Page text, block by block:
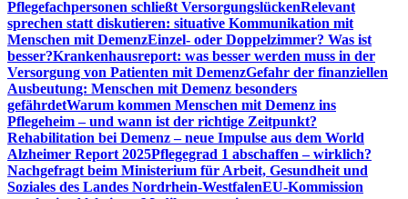
Pflegefachpersonen schließt VersorgungslückenRelevant
sprechen statt diskutieren: situative Kommunikation mit
Menschen mit DemenzEinzel- oder Doppelzimmer? Was ist
besser?Krankenhausreport: was besser werden muss in der
Versorgung von Patienten mit DemenzGefahr der finanziellen
Ausbeutung: Menschen mit Demenz besonders
gefährdetWarum kommen Menschen mit Demenz ins
Pflegeheim – und wann ist der richtige Zeitpunkt?
Rehabilitation bei Demenz – neue Impulse aus dem World
Alzheimer Report 2025Pflegegrad 1 abschaffen – wirklich?
Nachgefragt beim Ministerium für Arbeit, Gesundheit und
Soziales des Landes Nordrhein-WestfalenEU-Kommission